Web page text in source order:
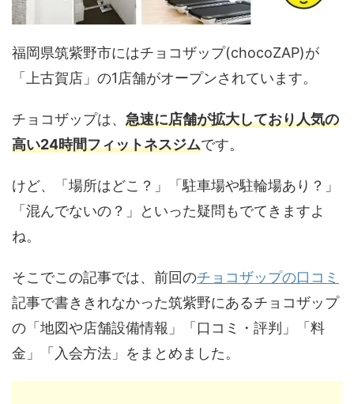
福岡県筑紫野市にはチョコザップ(chocoZAP)が
「上古賀店」の1店舗がオープンされています。
チョコザップは、 急速に店舗が拡大しており人気の
高い24時間フィットネスジムです。
けど、「場所はどこ？」「駐車場や駐輪場あり？」
「混んでないの？」といった疑問もでてきますよ
ね。
そこでこの記事では、前回のチョコザップの口コミ
記事で書ききれなかった筑紫野にあるチョコザップ
の「地図や店舗設備情報」「口コミ・評判」「料
金」「入会方法」をまとめました。